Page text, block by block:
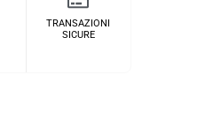
TRANSAZIONI
SICURE